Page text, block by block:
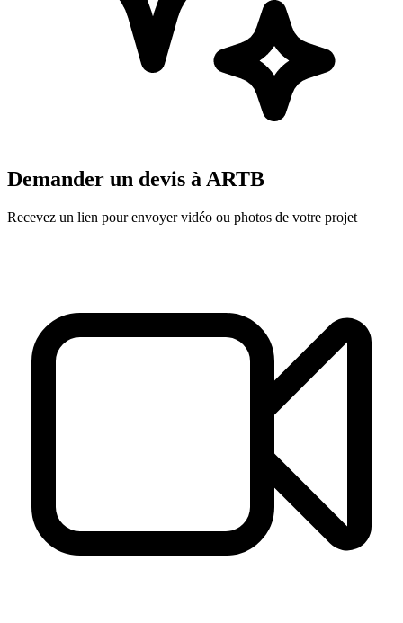
Demander un devis à ARTB
Recevez un lien pour envoyer vidéo ou photos de votre projet